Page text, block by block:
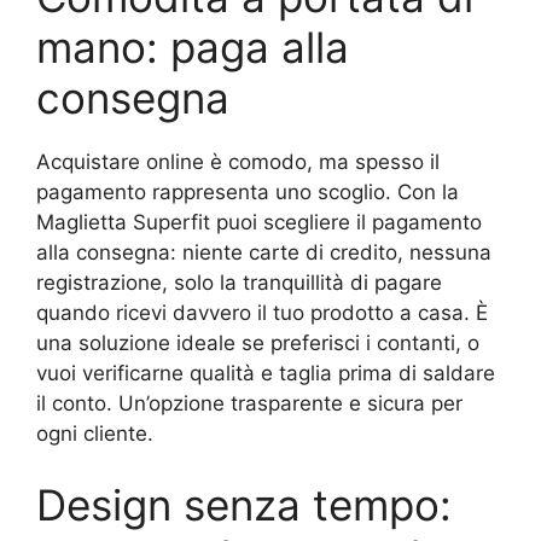
mano: paga alla
consegna
Acquistare online è comodo, ma spesso il
pagamento rappresenta uno scoglio. Con la
Maglietta Superfit puoi scegliere il pagamento
alla consegna: niente carte di credito, nessuna
registrazione, solo la tranquillità di pagare
quando ricevi davvero il tuo prodotto a casa. È
una soluzione ideale se preferisci i contanti, o
vuoi verificarne qualità e taglia prima di saldare
il conto. Un’opzione trasparente e sicura per
ogni cliente.
Design senza tempo: